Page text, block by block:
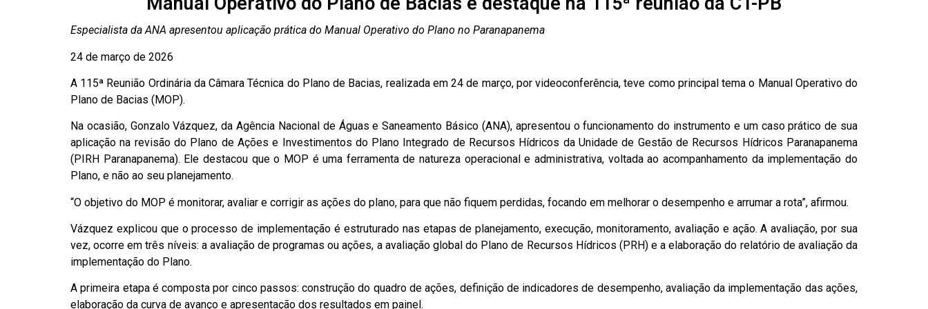
Especialista da ANA apresentou aplicação prática do Manual Operativo do Plano no Paranapanema
24 de março de 2026
A 115ª Reunião Ordinária da Câmara Técnica do Plano de Bacias, realizada em 24 de março, por videoconferência, teve como principal tema o Manual Operativo do
Plano de Bacias (MOP).
Na ocasião, Gonzalo Vázquez, da Agência Nacional de Águas e Saneamento Básico (ANA), apresentou o funcionamento do instrumento e um caso prático de sua
aplicação na revisão do Plano de Ações e Investimentos do Plano Integrado de Recursos Hídricos da Unidade de Gestão de Recursos Hídricos Paranapanema
(PIRH Paranapanema). Ele destacou que o MOP é uma ferramenta de natureza operacional e administrativa, voltada ao acompanhamento da implementação do
Plano, e não ao seu planejamento.
“O objetivo do MOP é monitorar, avaliar e corrigir as ações do plano, para que não fiquem perdidas, focando em melhorar o desempenho e arrumar a rota”, afirmou.
Vázquez explicou que o processo de implementação é estruturado nas etapas de planejamento, execução, monitoramento, avaliação e ação. A avaliação, por sua
vez, ocorre em três níveis: a avaliação de programas ou ações, a avaliação global do Plano de Recursos Hídricos (PRH) e a elaboração do relatório de avaliação da
implementação do Plano.
A primeira etapa é composta por cinco passos: construção do quadro de ações, definição de indicadores de desempenho, avaliação da implementação das ações,
elaboração da curva de avanço e apresentação dos resultados em painel.